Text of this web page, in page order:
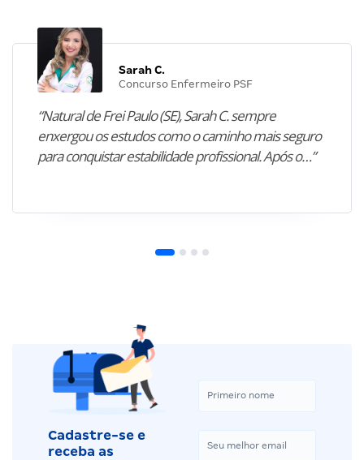
Sarah C.
Concurso Enfermeiro PSF
“Natural de Frei Paulo (SE), Sarah C. sempre
enxergou os estudos como o caminho mais seguro
para conquistar estabilidade profissional. Após o…”
Cadastre-se e
receba as